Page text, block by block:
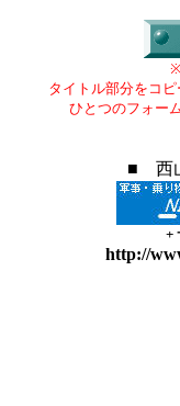
タイトル部分をコ
ひとつのフォー
■ 西
+
http://